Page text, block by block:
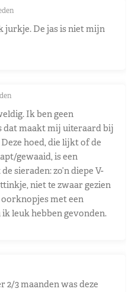
jurkje. De jas is niet mijn
Ik ben geen
dat maakt mij uiteraard bij
hoed, die lijkt of de
gewaaid, is een
sieraden: zo’n diepe V-
niet te zwaar gezien
met een
leuk hebben gevonden.
3 maanden was deze